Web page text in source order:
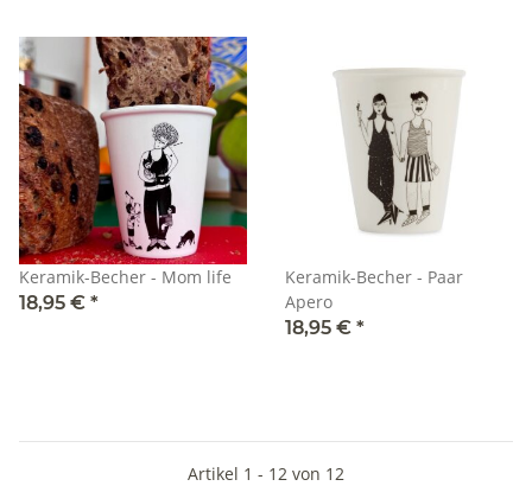
Keramik-Becher - Mom life
18,95 € *
Keramik-Becher - Paar
Apero
18,95 € *
Artikel 1 - 12 von 12